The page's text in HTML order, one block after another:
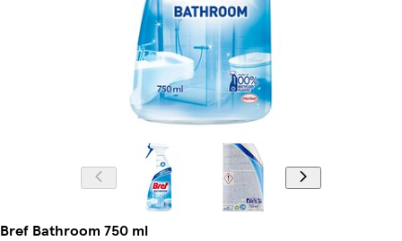
Bref Bathroom 750 ml